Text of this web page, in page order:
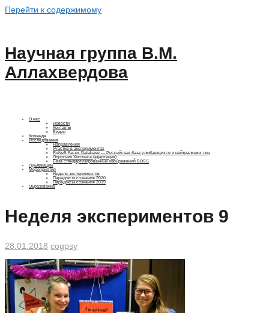
Перейти к содержимому
Научная группа В.М.
Аллахвердова
О нас
Новости
Контакты
Видео
Команда
Исследования
Направления
Участие в экспериментах
RuNeS Faces Database — Российская база улыбающихся и нейтральных лиц
Опросник Хиггинса (адаптация)
База стандартизированных изображений BOSS
Публикации
Мероприятия
Неделя экспериментов
Парадоксы сознания 2020
Парадоксы сознания 2019
Образование
Неделя экспериментов 9
28.01.2018 cogpsy